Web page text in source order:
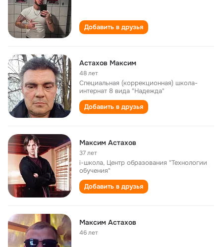
Добавить в друзья
Астахов Максим
48 лет
Специальная (коррекционная) школа-
интернат 8 вида "Надежда"
Добавить в друзья
Максим Астахов
37 лет
i-школа, Центр образования "Технологии
обучения"
Добавить в друзья
Максим Астахов
46 лет